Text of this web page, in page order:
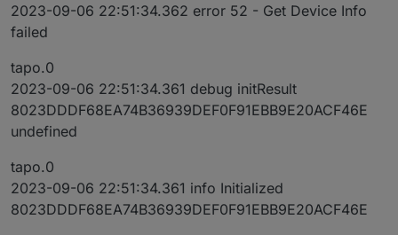
2023-09-06 22:51:34.362 error 52 - Get Device Info
failed
tapo.0
2023-09-06 22:51:34.361 debug initResult
8023DDDF68EA74B36939DEF0F91EBB9E20ACF46E
undefined
tapo.0
2023-09-06 22:51:34.361 info Initialized
8023DDDF68EA74B36939DEF0F91EBB9E20ACF46E